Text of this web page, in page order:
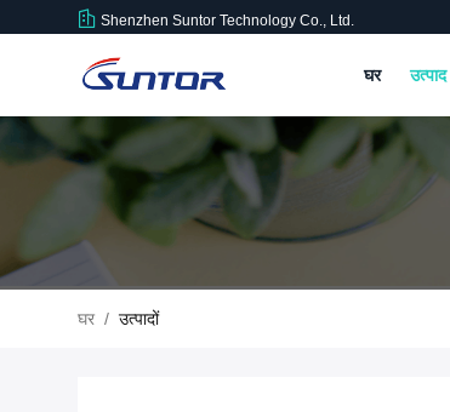
Shenzhen Suntor Technology Co., Ltd.
घर उत्पाद
घर / उत्पादों